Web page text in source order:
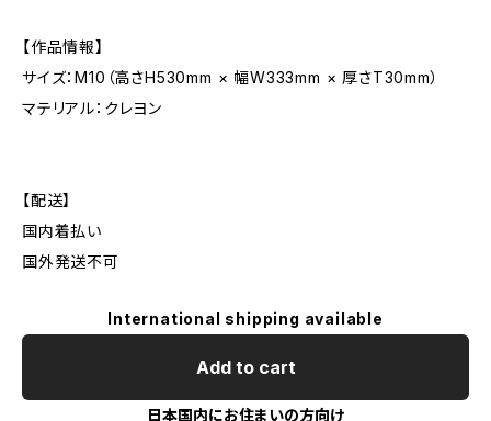
【作品情報】
サイズ：M10（高さH530mm × 幅W333mm × 厚さT30mm）
マテリアル：クレヨン
【配送】
国内着払い
国外発送不可
International shipping available
Add to cart
日本国内にお住まいの方向け